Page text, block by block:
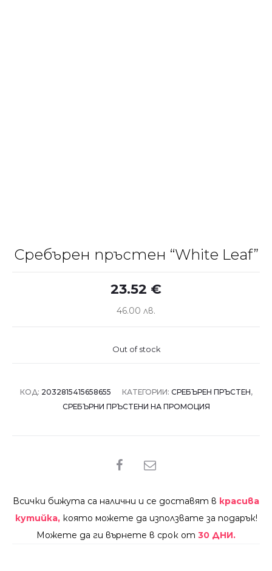
Сребърен пръстен “White Leaf”
23.52 €
46.00 лв.
Out of stock
КОД: 2032815415658655 КАТЕГОРИИ: СРЕБЪРЕН ПРЪСТЕН,
СРЕБЪРНИ ПРЪСТЕНИ НА ПРОМОЦИЯ
SHARE
Всички бижута са налични и се доставят в красива
кутийка, която можете да използвате за подарък!
Можете да ги върнете в срок от 30 ДНИ.